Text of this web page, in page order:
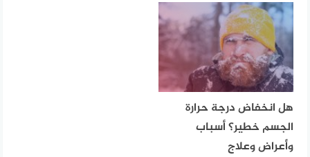
هل انخفاض درجة حرارة
الجسم خطير؟ أسباب
وأعراض وعلاج